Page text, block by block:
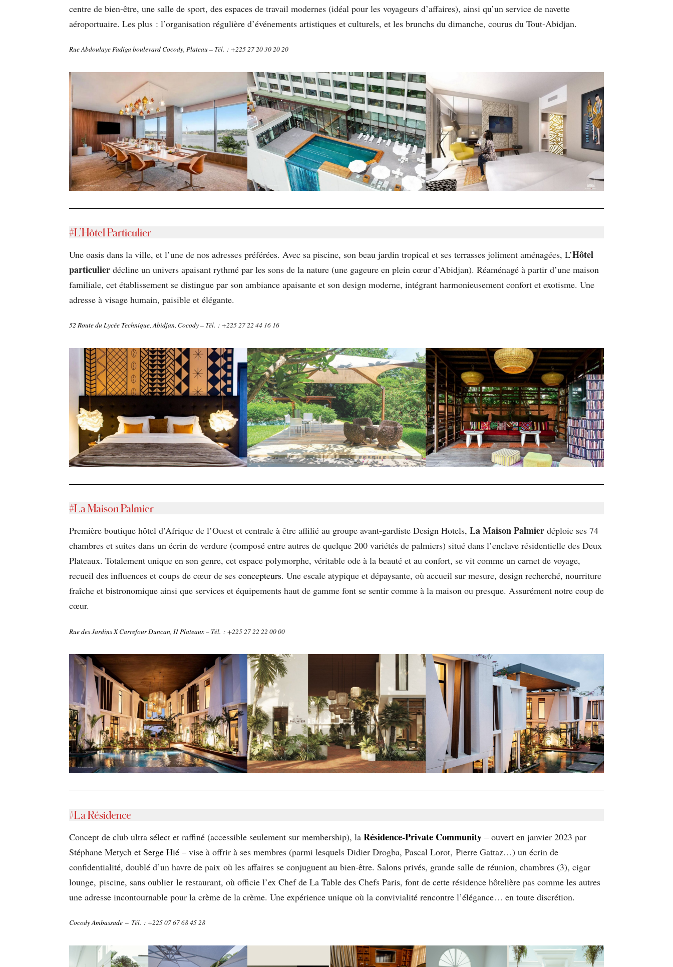
centre de bien-être, une salle de sport, des espaces de travail modernes (idéal pour les voyageurs d’affaires), ainsi qu’un service de navette
aéroportuaire. Les plus : l’organisation régulière d’événements artistiques et culturels, et les brunchs du dimanche, courus du Tout-Abidjan.
Rue Abdoulaye Fadiga boulevard Cocody, Plateau– Tél. : +225 27 20 30 20 20
#L’Hôtel Particulier
Une oasis dans la ville, et l’une de nos adresses préférées. Avec sa piscine, son beau jardin tropical et ses terrasses joliment aménagées, L’Hôtel
particulier décline un univers apaisant rythmé par les sons de la nature (une gageure en plein cœur d’Abidjan). Réaménagé à partir d’une maison
familiale, cet établissement se distingue par son ambiance apaisante et son design moderne, intégrant harmonieusement confort et exotisme. Une
adresse à visage humain, paisible et élégante.
52 Route du Lycée Technique, Abidjan, Cocody– Tél. : +225 27 22 44 16 16
#La Maison Palmier
Première boutique hôtel d’Afrique de l’Ouest et centrale à être affilié au groupe avant-gardiste Design Hotels, La Maison Palmier déploie ses 74
chambres et suites dans un écrin de verdure (composé entre autres de quelque 200 variétés de palmiers) situé dans l’enclave résidentielle des Deux
Plateaux. Totalement unique en son genre, cet espace polymorphe, véritable ode à la beauté et au confort, se vit comme un carnet de voyage,
recueil des influences et coups de cœur de ses concepteurs. Une escale atypique et dépaysante, où accueil sur mesure, design recherché, nourriture
fraîche et bistronomique ainsi que services et équipements haut de gamme font se sentir comme à la maison ou presque. Assurément notre coup de
cœur.
Rue des Jardins X Carrefour Duncan, II Plateaux– Tél. : +225 27 22 22 00 00
#La Résidence
Concept de club ultra sélect et raffiné (accessible seulement sur membership), la Résidence-Private Community – ouvert en janvier 2023 par
Stéphane Metych et Serge Hié – vise à offrir à ses membres (parmi lesquels Didier Drogba, Pascal Lorot, Pierre Gattaz…) un écrin de
confidentialité, doublé d’un havre de paix où les affaires se conjuguent au bien-être. Salons privés, grande salle de réunion, chambres (3), cigar
lounge, piscine, sans oublier le restaurant, où officie l’ex Chef de La Table des Chefs Paris, font de cette résidence hôtelière pas comme les autres
une adresse incontournable pour la crème de la crème. Une expérience unique où la convivialité rencontre l’élégance… en toute discrétion.
Cocody Ambassade – Tél. : +225 07 67 68 45 28